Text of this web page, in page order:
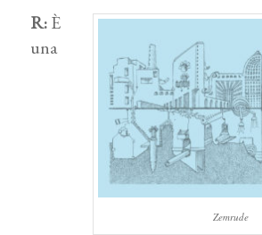
Zemrude
R:È
una